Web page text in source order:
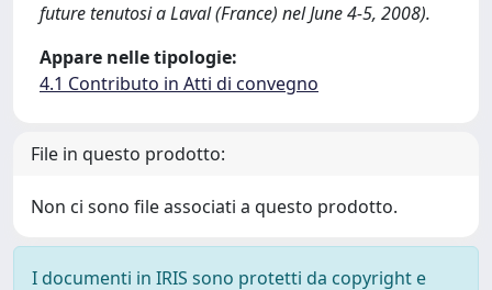
future tenutosi a Laval (France) nel June 4-5, 2008).
Appare nelle tipologie:
4.1 Contributo in Atti di convegno
File in questo prodotto:
Non ci sono file associati a questo prodotto.
I documenti in IRIS sono protetti da copyright e